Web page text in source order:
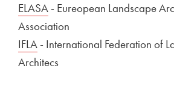
Zunanja povezava na
ELASA Odpira se v novem oknu
- Eureopean Landscape
Association
Zunanja povezava na
IFLA Odpira se v novem oknu
- International Federation of
Architecs